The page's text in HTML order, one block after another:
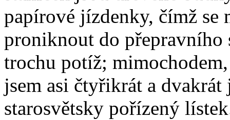
papírové jízdenky, čímž se
proniknout do přepravního
trochu potíž;
jsem asi čtyřikrát a
starosvětsky pořízený